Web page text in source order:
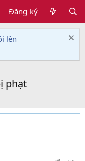
Đăng ký
lên
phạt